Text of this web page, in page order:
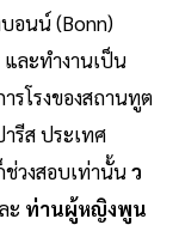
อนน์ (Bonn)
ละทำงานเป็น
รโรงของสถานทูต
รีส ประเทศ
วงสอบเท่านั้นว
ะ ท่านผู้หญิงพูน